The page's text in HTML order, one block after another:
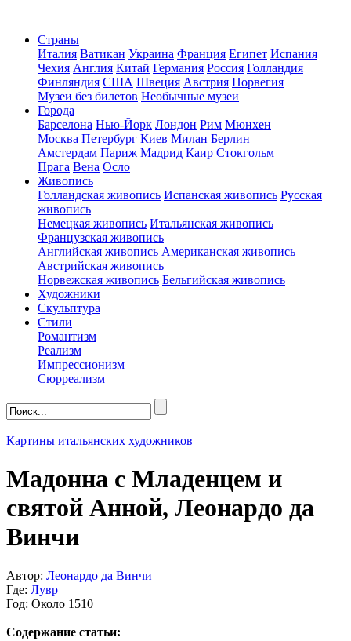
Страны
Италия Ватикан Украина Франция Египет Испания
Чехия Англия Китай Германия Россия Голландия
Финляндия США Швеция Австрия Норвегия
Музеи без билетов Необычные музеи
Города
Барселона Нью-Йорк Лондон Рим Мюнхен
Москва Петербург Киев Милан Берлин
Амстердам Париж Мадрид Каир Стокгольм
Прага Вена Осло
Живопись
Голландская живопись Испанская живопись Русская
живопись
Немецкая живопись Итальянская живопись
Французская живопись
Английская живопись Американская живопись
Австрийская живопись
Норвежская живопись Бельгийская живопись
Художники
Скульптура
Стили
Романтизм
Реализм
Импрессионизм
Сюрреализм
Картины итальянских художников
Мадонна с Младенцем и
святой Анной, Леонардо да
Винчи
Автор: Леонардо да Винчи
Где: Лувр
Год: Около 1510
Содержание статьи: